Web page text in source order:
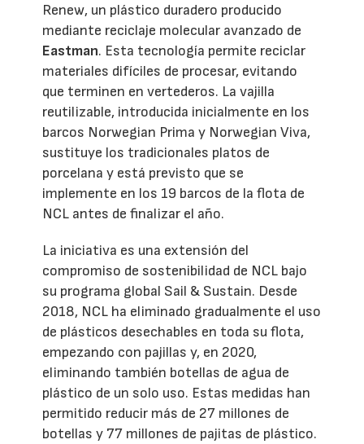
Renew, un plástico duradero producido
mediante reciclaje molecular avanzado de
Eastman. Esta tecnología permite reciclar
materiales difíciles de procesar, evitando
que terminen en vertederos. La vajilla
reutilizable, introducida inicialmente en los
barcos Norwegian Prima y Norwegian Viva,
sustituye los tradicionales platos de
porcelana y está previsto que se
implemente en los 19 barcos de la flota de
NCL antes de finalizar el año.
La iniciativa es una extensión del
compromiso de sostenibilidad de NCL bajo
su programa global Sail & Sustain. Desde
2018, NCL ha eliminado gradualmente el uso
de plásticos desechables en toda su flota,
empezando con pajillas y, en 2020,
eliminando también botellas de agua de
plástico de un solo uso. Estas medidas han
permitido reducir más de 27 millones de
botellas y 77 millones de pajitas de plástico.